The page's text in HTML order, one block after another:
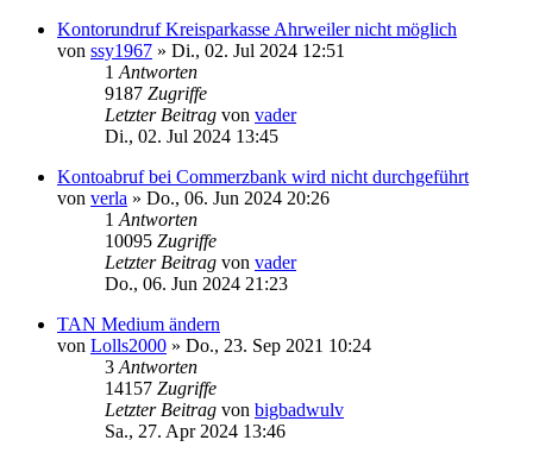
Kontorundruf Kreisparkasse Ahrweiler nicht möglich
von ssy1967 » Di., 02. Jul 2024 12:51
1 Antworten
9187 Zugriffe
Letzter Beitrag von vader
Di., 02. Jul 2024 13:45
Kontoabruf bei Commerzbank wird nicht durchgeführt
von verla » Do., 06. Jun 2024 20:26
1 Antworten
10095 Zugriffe
Letzter Beitrag von vader
Do., 06. Jun 2024 21:23
TAN Medium ändern
von Lolls2000 » Do., 23. Sep 2021 10:24
3 Antworten
14157 Zugriffe
Letzter Beitrag von bigbadwulv
Sa., 27. Apr 2024 13:46